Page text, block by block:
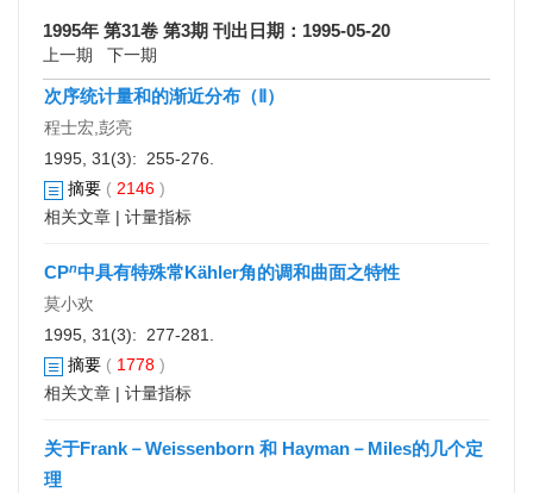
1995年 第31卷 第3期 刊出日期：1995-05-20
上一期 下一期
次序统计量和的渐近分布（Ⅱ）
程士宏,彭亮
1995, 31(3): 255-276.
摘要 ( 2146 )
相关文章 | 计量指标
CPn中具有特殊常Kähler角的调和曲面之特性
莫小欢
1995, 31(3): 277-281.
摘要 ( 1778 )
相关文章 | 计量指标
关于Frank－Weissenborn 和 Hayman－Miles的几个定
理